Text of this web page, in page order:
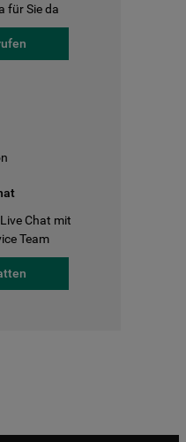
für Sie da
Chat mit
Team